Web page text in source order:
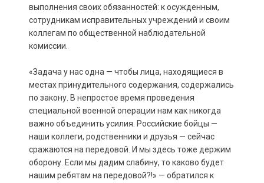
выполнения своих обязанностей: к осужденным,
сотрудникам исправительных учреждений и своим
коллегам по общественной наблюдательной
комиссии.
«Задача у нас одна — чтобы лица, находящиеся в
местах принудительного содержания, содержались
по закону. В непростое время проведения
специальной военной операции нам как никогда
важно объединить усилия. Российские бойцы —
наши коллеги, родственники и друзья — сейчас
сражаются на передовой. И мы здесь тоже держим
оборону. Если мы дадим слабину, то каково будет
нашим ребятам на передовой?!» — обратился к